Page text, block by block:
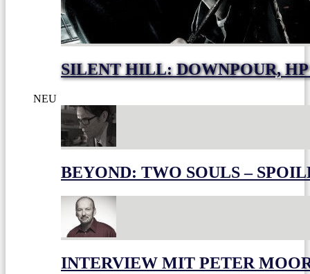
SILENT HILL: DOWNPOUR,
NEU
BEYOND: TWO SOULS –
INTERVIEW MIT PETER